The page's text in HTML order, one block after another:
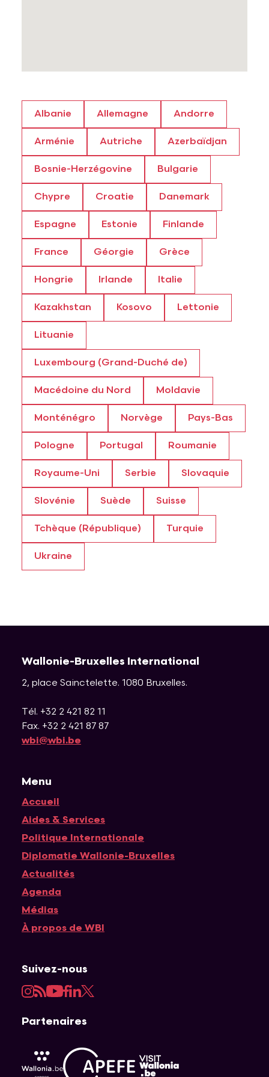
Albanie Allemagne Andorre
Arménie Autriche Azerbaïdjan
Bosnie-Herzégovine Bulgarie
Chypre Croatie Danemark
Espagne Estonie Finlande
France Géorgie Grèce
Hongrie Irlande Italie
Kazakhstan Kosovo Lettonie
Lituanie
Luxembourg (Grand-Duché de)
Macédoine du Nord Moldavie
Monténégro Norvège Pays-Bas
Pologne Portugal Roumanie
Royaume-Uni Serbie Slovaquie
Slovénie Suède Suisse
Tchèque (République) Turquie
Ukraine
Wallonie-Bruxelles International
2, place Sainctelette. 1080 Bruxelles.
Tél. +32 2 421 82 11
Fax. +32 2 421 87 87
wbi@wbi.be
Menu
Accueil
Navigation principale
Aides & Services
Politique Internationale
Diplomatie Wallonie-Bruxelles
Actualités
Agenda
Médias
À propos de WBI
Suivez-nous
Instagram
RSSYouTube
Facebook
LinkedIn
Twitter
Partenaires
AWEX
Visit Wallonia